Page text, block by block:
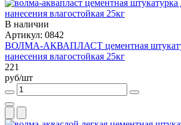
В наличии
Артикул: 0842
ВОЛМА-АКВАПЛАСТ цементная
нанесения влагостойкая 25кг
221
руб/шт